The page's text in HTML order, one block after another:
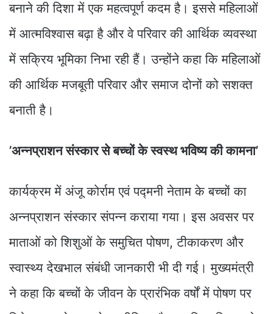
बनाने की दिशा में एक महत्वपूर्ण कदम है। इससे महिलाओं
में आत्मविश्वास बढ़ा है और वे परिवार की आर्थिक व्यवस्था
में सक्रिय भूमिका निभा रही हैं। उन्होंने कहा कि महिलाओं
की आर्थिक मजबूती परिवार और समाज दोनों को सशक्त
बनाती है।
’अन्नप्राशन संस्कार से बच्चों के स्वस्थ भविष्य की कामना’
कार्यक्रम में अंजू कोर्राम एवं पद्मनी नेताम के बच्चों का
अन्नप्राशन संस्कार संपन्न कराया गया। इस अवसर पर
माताओं को शिशुओं के समुचित पोषण, टीकाकरण और
स्वास्थ्य देखभाल संबंधी जानकारी भी दी गई। मुख्यमंत्री
ने कहा कि बच्चों के जीवन के प्रारंभिक वर्षों में पोषण पर